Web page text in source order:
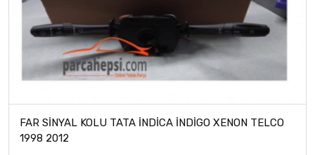
FAR SİNYAL KOLU TATA İNDİCA İNDİGO XENON TELCO
1998 2012